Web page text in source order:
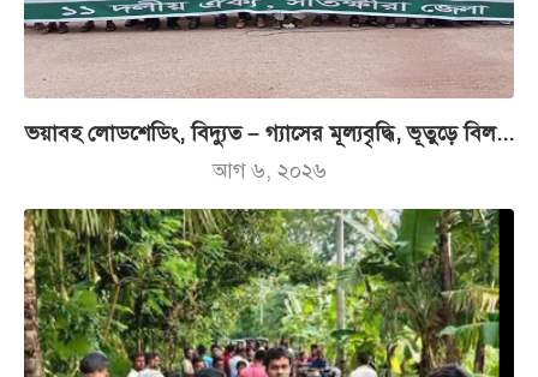
ভয়াবহ লোডশেডিং, বিদ্যুত – গ্যাসের মূল্যবৃদ্ধি, ভূতুড়ে বিল...
আগ ৬, ২০২৬